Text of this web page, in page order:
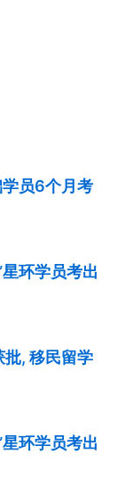
员6个月考
环学员考出
, 移民留学
环学员考出